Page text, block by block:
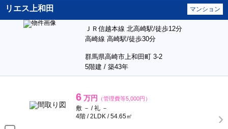
リエス上和田 マンション
ＪＲ信越本線 北高崎駅/徒歩12分
高崎線 高崎駅/徒歩30分
群馬県高崎市上和田町 3-2
5階建 / 築43年
6 万円 （管理費等5,000円）
敷 － / 礼 －
4階 / 2LDK / 54.65㎡